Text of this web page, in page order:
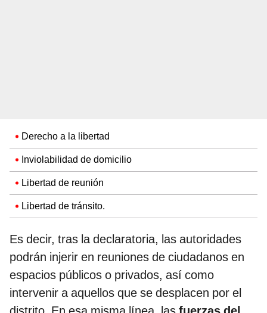
Derecho a la libertad
Inviolabilidad de domicilio
Libertad de reunión
Libertad de tránsito.
Es decir, tras la declaratoria, las autoridades
podrán injerir en reuniones de ciudadanos en
espacios públicos o privados, así como
intervenir a aquellos que se desplacen por el